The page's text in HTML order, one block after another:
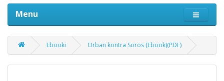
Menu
Ebooki Orban kontra Soros (Ebook)(PDF)